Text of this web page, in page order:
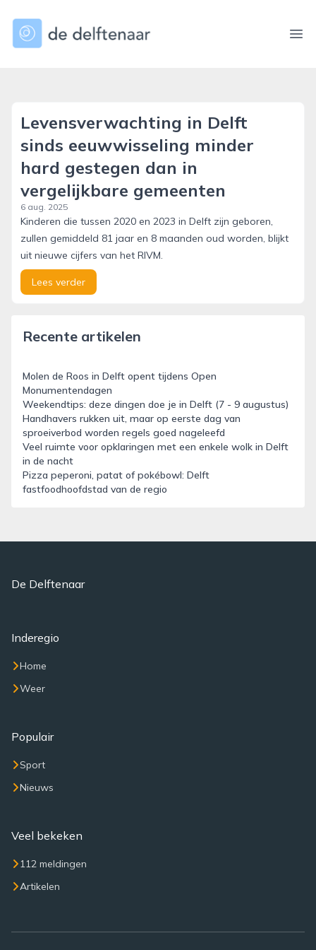
dedelftenaar.nl
Levensverwachting in Delft
sinds eeuwwisseling minder
hard gestegen dan in
vergelijkbare gemeenten
6 aug. 2025
Kinderen die tussen 2020 en 2023 in Delft zijn geboren,
zullen gemiddeld 81 jaar en 8 maanden oud worden, blijkt
uit nieuwe cijfers van het RIVM.
Lees verder
Recente artikelen
Molen de Roos in Delft opent tijdens Open
Monumentendagen
Weekendtips: deze dingen doe je in Delft (7 - 9 augustus)
Handhavers rukken uit, maar op eerste dag van
sproeiverbod worden regels goed nageleefd
Veel ruimte voor opklaringen met een enkele wolk in Delft
in de nacht
Pizza peperoni, patat of pokébowl: Delft
fastfoodhoofdstad van de regio
De Delftenaar
Inderegio
Home
Weer
Populair
Sport
Nieuws
Veel bekeken
112 meldingen
Artikelen